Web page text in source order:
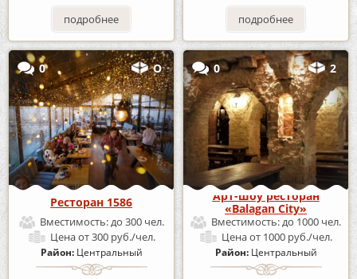
подробнее подробнее
0 О
Ресторан 1586
Вместимость:до 300 чел.
Ценаот 300 руб./чел.
Район: Центральный
0 2
Арт-шоу ресторан
«Balagan City»
Вместимость:до 1000 чел.
Ценаот 1000 руб./чел.
Район: Центральный